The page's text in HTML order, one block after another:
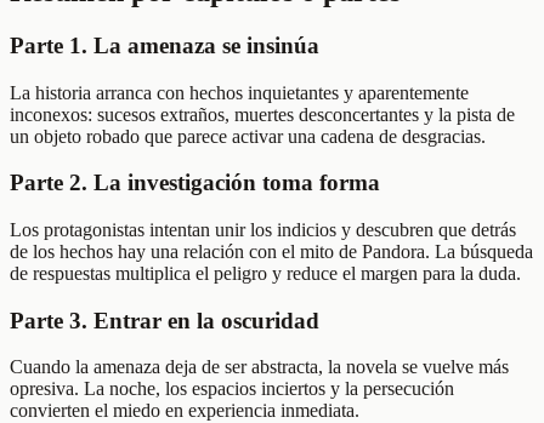
Parte 1. La amenaza se insinúa
La historia arranca con hechos inquietantes y aparentemente
inconexos: sucesos extraños, muertes desconcertantes y la pista de
un objeto robado que parece activar una cadena de desgracias.
Parte 2. La investigación toma forma
Los protagonistas intentan unir los indicios y descubren que detrás
de los hechos hay una relación con el mito de Pandora. La búsqueda
de respuestas multiplica el peligro y reduce el margen para la duda.
Parte 3. Entrar en la oscuridad
Cuando la amenaza deja de ser abstracta, la novela se vuelve más
opresiva. La noche, los espacios inciertos y la persecución
convierten el miedo en experiencia inmediata.